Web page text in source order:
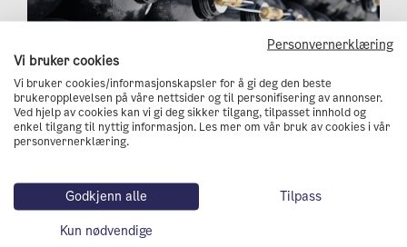
– Biogass er en viktig del av løsningen for å kutte
Personvernerklæring
Vi bruker cookies
Vi bruker cookies/informasjonskapsler for å gi deg den beste
brukeropplevelsen på våre nettsider og til personifisering av annonser.
Ved hjelp av cookies kan vi gi deg sikker tilgang, tilpasset innhold og
enkel tilgang til nyttig informasjon. Les mer om vår bruk av cookies i vår
personvernerklæring.
Godkjenn alle
Tilpass
Kun nødvendige